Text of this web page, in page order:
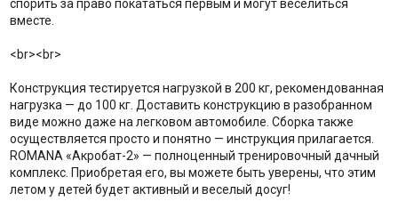
спорить за право покататься первым и могут веселиться
вместе.
<br><br>
Конструкция тестируется нагрузкой в 200 кг, рекомендованная
нагрузка — до 100 кг. Доставить конструкцию в разобранном
виде можно даже на легковом автомобиле. Сборка также
осуществляется просто и понятно — инструкция прилагается.
ROMANA «Акробат-2» — полноценный тренировочный дачный
комплекс. Приобретая его, вы можете быть уверены, что этим
летом у детей будет активный и веселый досуг!